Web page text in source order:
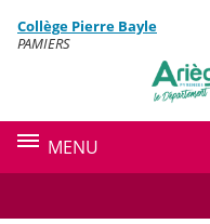
Menu de la rubrique
Contenu
Collège Pierre Bayle
PAMIERS
MENU